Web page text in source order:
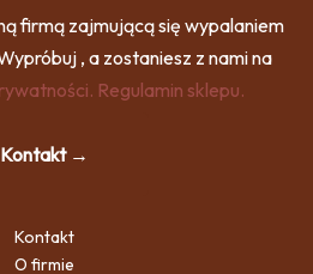
firmą zajmującą się wypalaniem
, a zostaniesz z nami na
Regulamin sklepu.
Kontakt →
Kontakt
O firmie